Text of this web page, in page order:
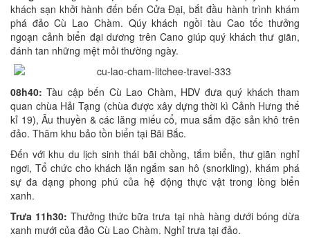
khách sạn khởi hành đến bến Cửa Đại, bắt đầu hành trình khám
phá đảo Cù Lao Chàm. Qúy khách ngồi tàu Cao tốc thưởng
ngoạn cảnh biển đại dương trên Cano giúp quý khách thư giãn,
đánh tan những mệt mỏi thường ngày.
08h40:Tàu cập bến Cù Lao Chàm, HDV đưa quý khách tham
quan chùa Hải Tạng (chùa được xây dựng thời kì Cảnh Hưng thế
kỉ 19), Âu thuyền & các lăng miếu cổ, mua sắm đặc sản khô trên
đảo. Thăm khu bảo tồn biển tại Bãi Bắc.
Đến với khu du lịch sinh thái bãi chồng, tắm biển, thư giãn nghỉ
ngơi, Tổ chức cho khách lặn ngắm san hô (snorkling), khám phá
sự đa dạng phong phú của hệ động thực vật trong lòng biển
xanh.
Trưa 11h30: Thưởng thức bữa trưa tại nhà hàng dưới bóng dừa
xanh mưới của đảo Cù Lao Chàm. Nghỉ trưa tại đảo.